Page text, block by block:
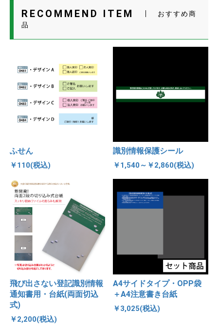
RECOMMEND ITEM
おすすめ商
品
ふせん
￥110(税込)
識別情報保護シール
￥1,540～￥2,860(税込)
飛び出さない登記識別情報
通知書用・台紙(両面切込
式)
￥2,200(税込)
A4サイドタイプ・OPP袋
＋A4注意書き台紙
￥3,025(税込)